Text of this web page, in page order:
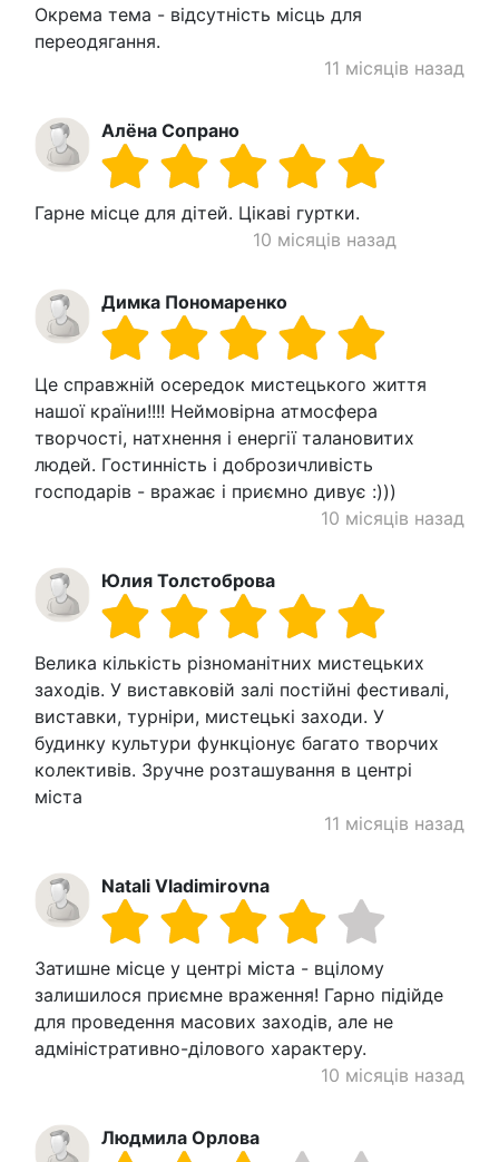
Окрема тема - відсутність місць для
переодягання.
11 місяців назад
Алёна Сопрано
Гарне місце для дітей. Цікаві гуртки.
10 місяців назад
Димка Пономаренко
Це справжній осередок мистецького життя
нашої країни!!!! Неймовірна атмосфера
творчості, натхнення і енергії талановитих
людей. Гостинність і доброзичливість
господарів - вражає і приємно дивує :)))
10 місяців назад
Юлия Толстоброва
Велика кількість різноманітних мистецьких
заходів. У виставковій залі постійні фестивалі,
виставки, турніри, мистецькі заходи. У
будинку культури функціонує багато творчих
колективів. Зручне розташування в центрі
міста
11 місяців назад
Natali Vladimirovna
Затишне місце у центрі міста - вцілому
залишилося приємне враження! Гарно підійде
для проведення масових заходів, але не
адміністративно-ділового характеру.
10 місяців назад
Людмила Орлова